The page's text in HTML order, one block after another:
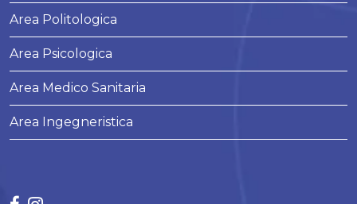
Area Politologica
Area Psicologica
Area Medico Sanitaria
Area Ingegneristica